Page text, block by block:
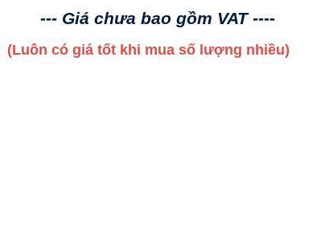
--- Giá chưa bao gồm VAT ----
(Luôn có giá tốt khi mua số lượng nhiều)